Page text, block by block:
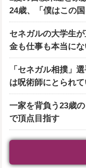
24歳、「僕はこの
セネガルの大学生
金も仕事も本当にな
「セネガル相撲」
は呪術師にとられ
一家を背負う23歳
で頂点目指す